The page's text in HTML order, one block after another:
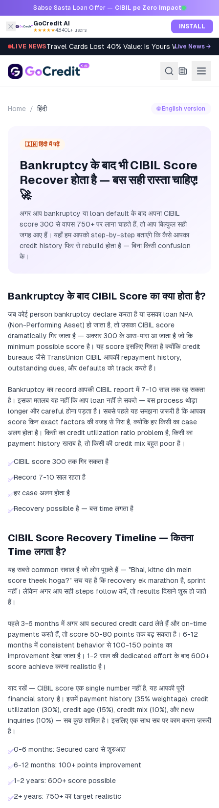
Skip to contentSabse Sasta Loan Offer — CIBIL pe Zero Impact
GoCredit AI
★★★★★4.8·40L+ users INSTALL
LIVE NEWSTravel Cards Lost 40% Value: Is Yours Worth It?
Live News →
Home / हिंदी 🌐 English version
🇮🇳 हिंदी में पढ़ें
Bankruptcy के बाद भी CIBIL Score
Recover होता है — बस सही रास्ता चाहिए!
🚀
अगर आप bankruptcy या loan default के बाद अपना CIBIL
score 300 से वापस 750+ पर लाना चाहते हैं, तो आप बिल्कुल सही
जगह आए हैं। यहाँ हम आपको step-by-step बताएंगे कि कैसे आपका
credit history फिर से rebuild होता है — बिना किसी confusion
के।
Bankruptcy के बाद CIBIL Score का क्या होता है?
जब कोई person bankruptcy declare करता है या उसका loan NPA
(Non-Performing Asset) हो जाता है, तो उसका CIBIL score
dramatically गिर जाता है — अक्सर 300 के आस-पास आ जाता है जो कि
minimum possible score है। यह score इसलिए गिरता है क्योंकि credit
bureaus जैसे TransUnion CIBIL आपकी repayment history,
outstanding dues, और defaults को track करते हैं।
Bankruptcy का record आपकी CIBIL report में 7-10 साल तक रह सकता
है। इसका मतलब यह नहीं कि आप loan नहीं ले सकते — बस process थोड़ा
longer और careful होना पड़ता है। सबसे पहले यह समझना ज़रूरी है कि आपका
score किन exact factors की वजह से गिरा है, क्योंकि हर किसी का case
अलग होता है। किसी का credit utilization ratio problem है, किसी का
payment history खराब है, तो किसी की credit mix बहुत poor है।
✅CIBIL score 300 तक गिर सकता है
✅Record 7-10 साल रहता है
✅हर case अलग होता है
✅Recovery possible है — बस time लगता है
CIBIL Score Recovery Timeline — कितना
Time लगता है?
यह सबसे common सवाल है जो लोग पूछते हैं — "Bhai, kitne din mein
score theek hoga?" सच यह है कि recovery ek marathon है, sprint
नहीं। लेकिन अगर आप सही steps follow करें, तो results दिखने शुरू हो जाते
हैं।
पहले 3-6 months में अगर आप secured credit card लेते हैं और on-time
payments करते हैं, तो score 50-80 points तक बढ़ सकता है। 6-12
months में consistent behavior से 100-150 points का
improvement देखा जाता है। 1-2 साल की dedicated effort के बाद 600+
score achieve करना realistic है।
याद रखें — CIBIL score एक single number नहीं है, यह आपकी पूरी
financial story है। इसमें payment history (35% weightage), credit
utilization (30%), credit age (15%), credit mix (10%), और new
inquiries (10%) — सब कुछ शामिल है। इसलिए एक साथ सब पर काम करना ज़रूरी
है।
✅0-6 months: Secured card से शुरुआत
✅6-12 months: 100+ points improvement
✅1-2 years: 600+ score possible
✅2+ years: 750+ का target realistic